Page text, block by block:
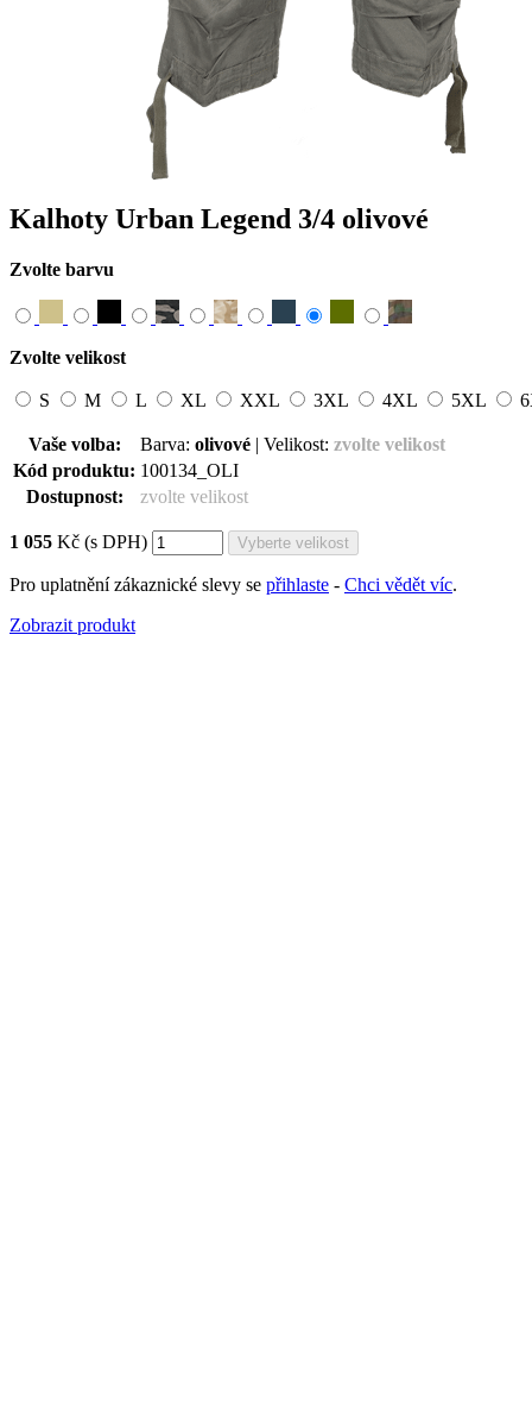
Kalhoty Urban Legend 3/4 olivové
Zvolte barvu
Zvolte velikost
S M L XL XXL 3XL 4XL 5XL
Vaše volba: Barva: olivové | Velikost: zvolte velikost
Kód produktu: 100134 OLI
Dostupnost:
zvolte velikost
1 055 Kč (s DPH)
Pro uplatnění zákaznické slevy se přihlaste - Chci vědět víc.
Zobrazit produkt